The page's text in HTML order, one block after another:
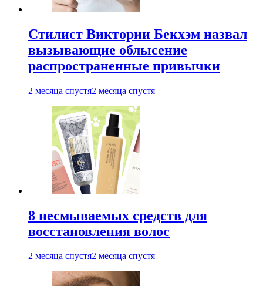
Стилист Виктории Бекхэм назвал
вызывающие облысение
распространенные привычки
2 месяца спустя2 месяца спустя
8 несмываемых средств для
восстановления волос
2 месяца спустя2 месяца спустя